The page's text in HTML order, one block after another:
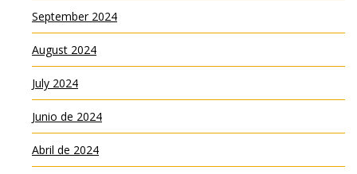
September 2024
August 2024
July 2024
Junio de 2024
Abril de 2024